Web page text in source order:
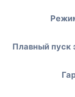
Плавный пуск